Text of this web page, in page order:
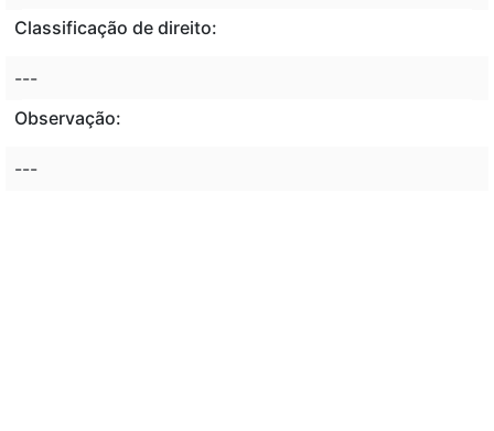
Classificação de direito:
---
Observação:
---